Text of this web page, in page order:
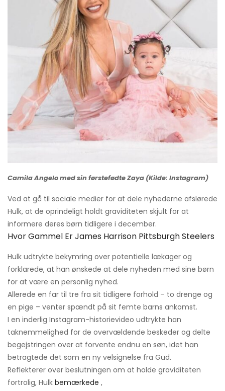
Camila Angelo med sin førstefødte Zaya (Kilde: Instagram)
Ved at gå til sociale medier for at dele nyhederne afslørede
Hulk, at de oprindeligt holdt graviditeten skjult for at
informere deres børn tidligere i december.
Hvor Gammel Er James Harrison Pittsburgh Steelers
Hulk udtrykte bekymring over potentielle lækager og
forklarede, at han ønskede at dele nyheden med sine børn
for at være en personlig nyhed.
Allerede en far til tre fra sit tidligere forhold – to drenge og
en pige – venter spændt på sit femte barns ankomst.
I en inderlig Instagram-historievideo udtrykte han
taknemmelighed for de overvældende beskeder og delte
begejstringen over at forvente endnu en søn, idet han
betragtede det som en ny velsignelse fra Gud.
Reflekterer over beslutningen om at holde graviditeten
fortrolig, Hulk bemærkede ,